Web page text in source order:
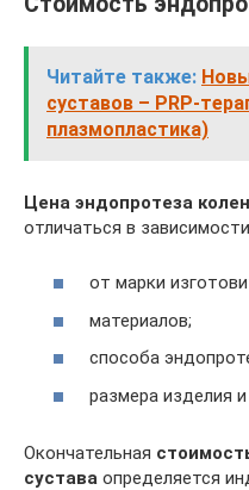
Читайте также:
суставов – PRP-
плазмопластика)
Цена эндопротеза
отличаться в
от марки
материалов;
способа
размера изделия и
Окончательная
сустава определяется